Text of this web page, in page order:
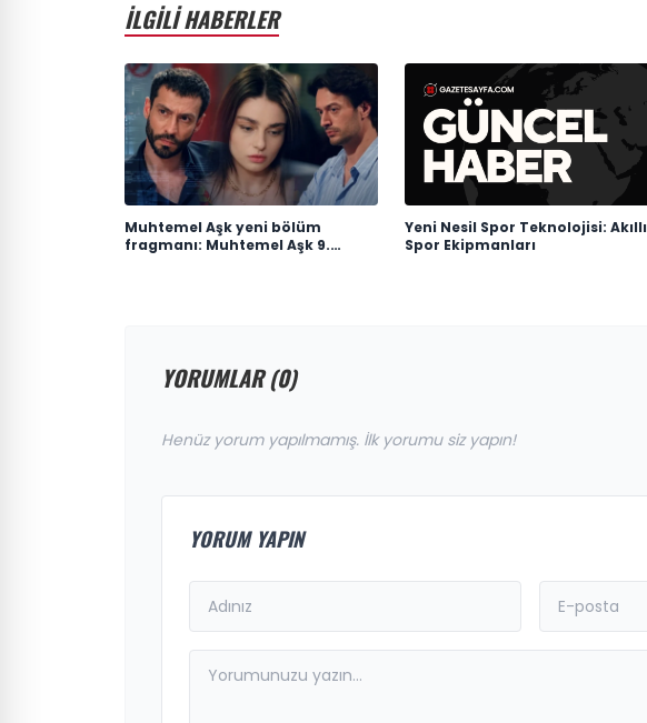
İLGİLİ HABERLER
Muhtemel Aşk yeni bölüm
fragmanı: Muhtemel Aşk 9.
Yeni Nesil Spor Teknolojisi: Akıllı
Spor Ekipmanları
YORUMLAR (0)
Henüz yorum yapılmamış. İlk yorumu siz yapın!
YORUM YAPIN